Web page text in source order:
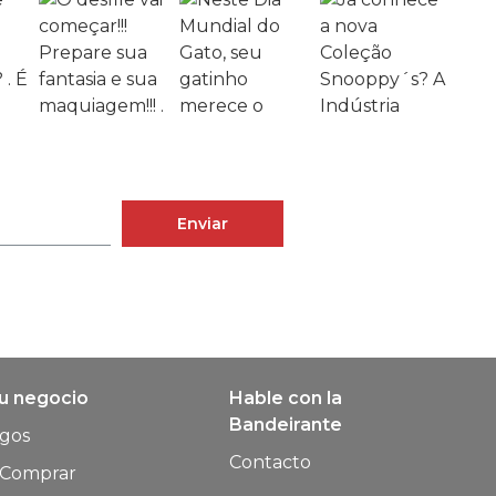
Enviar
negocio
Hable con la
Bandeirante
Contacto